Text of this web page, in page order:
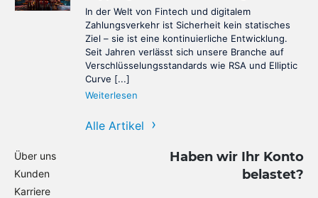
Über uns
Kunden
Karriere
In der Welt von Fintech und digitalem
Zahlungsverkehr ist Sicherheit kein statisches
Ziel – sie ist eine kontinuierliche Entwicklung.
Seit Jahren verlässt sich unsere Branche auf
Verschlüsselungsstandards wie RSA und Elliptic
Curve [...]
Weiterlesen
Alle Artikel
Haben wir Ihr Konto
belastet?